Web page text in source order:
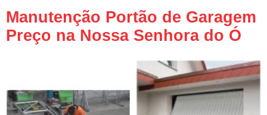
Manutenção Portão de Garagem
Preço na Nossa Senhora do Ó